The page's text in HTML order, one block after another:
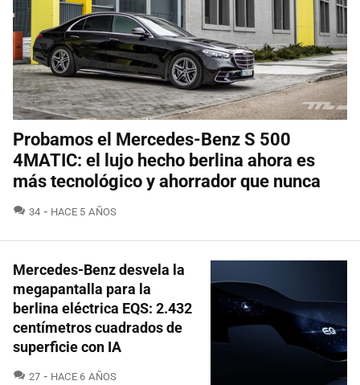
Probamos el Mercedes-Benz S 500
4MATIC: el lujo hecho berlina ahora es
más tecnológico y ahorrador que nunca
34 COMENTARIOS
HACE 5 AÑOS
Mercedes-Benz desvela la
megapantalla para la
berlina eléctrica EQS: 2.432
centímetros cuadrados de
superficie con IA
27 COMENTARIOS
HACE 6 AÑOS